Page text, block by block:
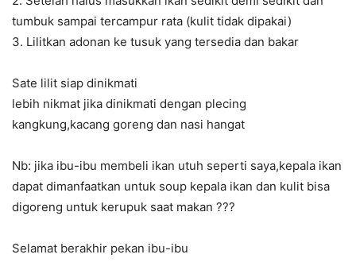
tumbuk sampai tercampur rata (kulit tidak dipakai)
3. Lilitkan adonan ke tusuk yang tersedia dan bakar
Sate lilit siap dinikmati
lebih nikmat jika dinikmati dengan plecing
kangkung,kacang goreng dan nasi hangat
Nb: jika ibu-ibu membeli ikan utuh seperti saya,kepala ikan
dapat dimanfaatkan untuk soup kepala ikan dan kulit bisa
digoreng untuk kerupuk saat makan ???
Selamat berakhir pekan ibu-ibu